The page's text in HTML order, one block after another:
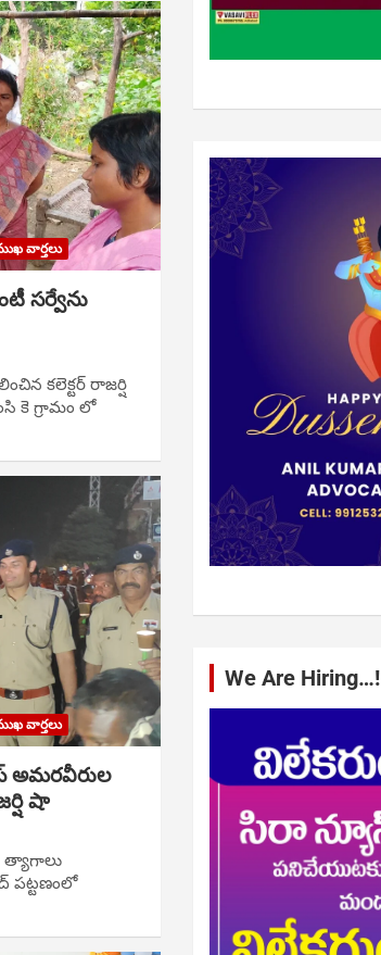
వార్తలు
స‌ర్వేను
క‌లెక్ట‌ర్ రాజర్షి
కె గ్రామం లో
వార్తలు
అమరవీరుల
షా
ప‌ట్ట‌ణంలో
We Are Hiring…!